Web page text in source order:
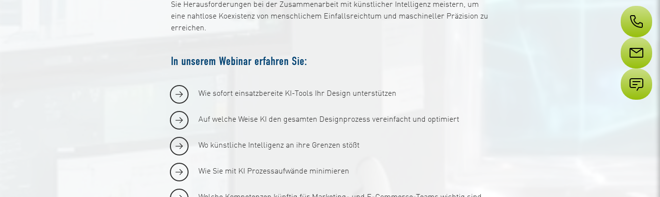
Sie Herausforderungen bei der Zusammenarbeit mit künstlicher Intelligenz meistern, um
eine nahtlose Koexistenz von menschlichem Einfallsreichtum und maschineller Präzision zu
erreichen.
In unserem Webinar erfahren Sie:
Wie sofort einsatzbereite KI-Tools Ihr Design unterstützen
Auf welche Weise KI den gesamten Designprozess vereinfacht und optimiert
Wo künstliche Intelligenz an ihre Grenzen stößt
Wie Sie mit KI Prozessaufwände minimieren